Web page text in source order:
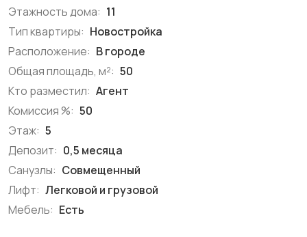
Этажность дома: 11
Тип квартиры: Новостройка
Расположение: В городе
Общая площадь, м²: 50
Кто разместил: Агент
Комиссия %: 50
Этаж: 5
Депозит: 0,5 месяца
Санузлы: Совмещенный
Лифт: Легковой и грузовой
Мебель: Есть